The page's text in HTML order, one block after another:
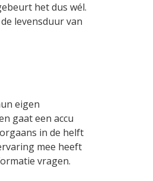
het dus wél.
levensduur van
eigen
gaat een accu
in de helft
mee heeft
vragen.